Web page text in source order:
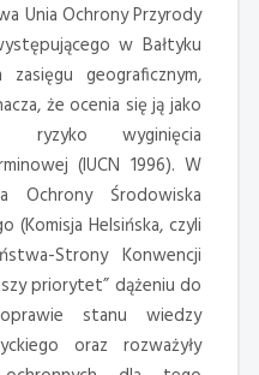
Unia Ochrony Przyrody
w Bałtyku
geograficznym,
że ocenia się ją jako
ryzyko wyginięcia
(IUCN 1996). W
Ochrony Środowiska
(Komisja Helsińska, czyli
Strony Konwencji
priorytet” dążeniu do
stanu wiedzy
oraz rozważyły